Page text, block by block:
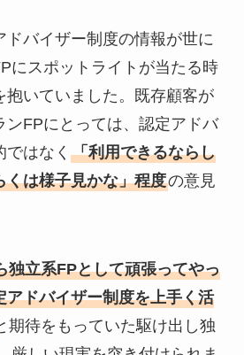
ドバイザー制度の情報が世に
にスポットライトが当たる時
抱いていました。既存顧客が
ンFPにとっては、認定アドバ
はなく 「利用できるならし
くは様子見かな」程度の意見
独立系FPとして頑張ってやっ
アドバイザー制度を上手く活
期待をもっていた駆け出し独